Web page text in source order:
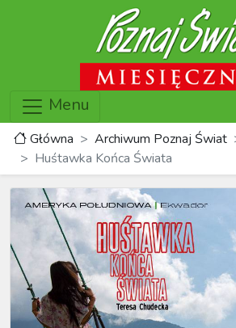
Menu
Główna Archiwum Poznaj Świat
Huśtawka Końca Świata